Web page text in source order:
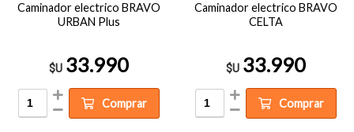
Caminador electrico BRAVO
URBAN Plus
$U 33.990
Comprar
Caminador electrico BRAVO
CELTA
$U 33.990
Comprar